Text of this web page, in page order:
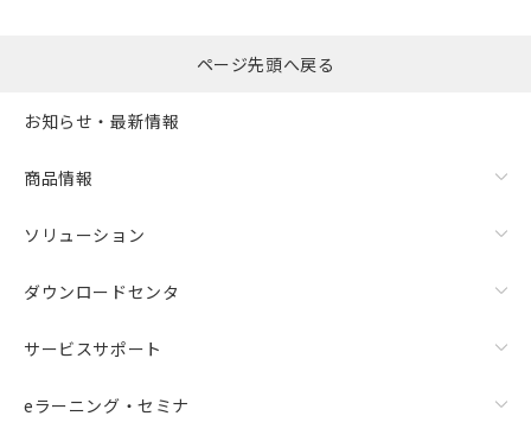
ページ先頭へ戻る
お知らせ・最新情報
商品情報
ソリューション
ダウンロードセンタ
サービスサポート
eラーニング・セミナ